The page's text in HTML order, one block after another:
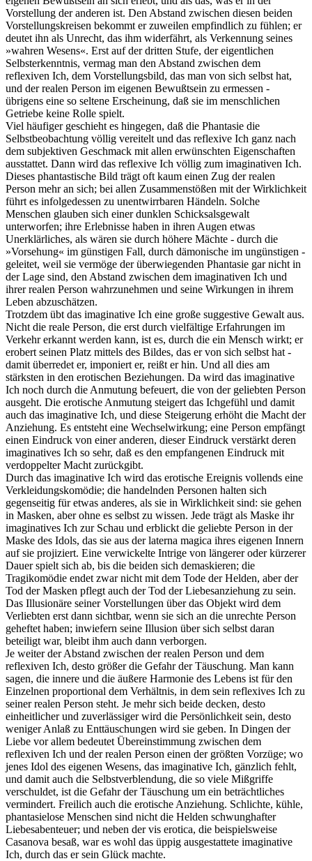
Vorstellung der anderen ist. Den Abstand zwischen diesen beiden
Vorstellungskreisen bekommt er zuweilen empfindlich zu fühlen; er
deutet ihn als Unrecht, das ihm widerfährt, als Verkennung seines
»wahren Wesens«. Erst auf der dritten Stufe, der eigentlichen
Selbsterkenntnis, vermag man den Abstand zwischen dem
reflexiven Ich, dem Vorstellungsbild, das man von sich selbst hat,
und der realen Person im eigenen Bewußtsein zu ermessen -
übrigens eine so seltene Erscheinung, daß sie im menschlichen
Getriebe keine Rolle spielt.
Viel häufiger geschieht es hingegen, daß die Phantasie die
Selbstbeobachtung völlig vereitelt und das reflexive Ich ganz nach
dem subjektiven Geschmack mit allen erwünschten Eigenschaften
ausstattet. Dann wird das reflexive Ich völlig zum imaginativen Ich.
Dieses phantastische Bild trägt oft kaum einen Zug der realen
Person mehr an sich; bei allen Zusammenstößen mit der Wirklichkeit
führt es infolgedessen zu unentwirrbaren Händeln. Solche
Menschen glauben sich einer dunklen Schicksalsgewalt
unterworfen; ihre Erlebnisse haben in ihren Augen etwas
Unerklärliches, als wären sie durch höhere Mächte - durch die
»Vorsehung« im günstigen Fall, durch dämonische im ungünstigen -
geleitet, weil sie vermöge der überwiegenden Phantasie gar nicht in
der Lage sind, den Abstand zwischen dem imaginativen Ich und
ihrer realen Person wahrzunehmen und seine Wirkungen in ihrem
Leben abzuschätzen.
Trotzdem übt das imaginative Ich eine große suggestive Gewalt aus.
Nicht die reale Person, die erst durch vielfältige Erfahrungen im
Verkehr erkannt werden kann, ist es, durch die ein Mensch wirkt; er
erobert seinen Platz mittels des Bildes, das er von sich selbst hat -
damit überredet er, imponiert er, reißt er hin. Und all dies am
stärksten in den erotischen Beziehungen. Da wird das imaginative
Ich noch durch die Anmutung befeuert, die von der geliebten Person
ausgeht. Die erotische Anmutung steigert das Ichgefühl und damit
auch das imaginative Ich, und diese Steigerung erhöht die Macht der
Anziehung. Es entsteht eine Wechselwirkung; eine Person empfängt
einen Eindruck von einer anderen, dieser Eindruck verstärkt deren
imaginatives Ich so sehr, daß es den empfangenen Eindruck mit
verdoppelter Macht zurückgibt.
Durch das imaginative Ich wird das erotische Ereignis vollends eine
Verkleidungskomödie; die handelnden Personen halten sich
gegenseitig für etwas anderes, als sie in Wirklichkeit sind: sie gehen
in Masken, aber ohne es selbst zu wissen. Jede trägt als Maske ihr
imaginatives Ich zur Schau und erblickt die geliebte Person in der
Maske des Idols, das sie aus der laterna magica ihres eigenen Innern
auf sie projiziert. Eine verwickelte Intrige von längerer oder kürzerer
Dauer spielt sich ab, bis die beiden sich demaskieren; die
Tragikomödie endet zwar nicht mit dem Tode der Helden, aber der
Tod der Masken pflegt auch der Tod der Liebesanziehung zu sein.
Das Illusionäre seiner Vorstellungen über das Objekt wird dem
Verliebten erst dann sichtbar, wenn sie sich an die unrechte Person
geheftet haben; inwiefern seine Illusion über sich selbst daran
beteiligt war, bleibt ihm auch dann verborgen.
Je weiter der Abstand zwischen der realen Person und dem
reflexiven Ich, desto größer die Gefahr der Täuschung. Man kann
sagen, die innere und die äußere Harmonie des Lebens ist für den
Einzelnen proportional dem Verhältnis, in dem sein reflexives Ich zu
seiner realen Person steht. Je mehr sich beide decken, desto
einheitlicher und zuverlässiger wird die Persönlichkeit sein, desto
weniger Anlaß zu Enttäuschungen wird sie geben. In Dingen der
Liebe vor allem bedeutet Übereinstimmung zwischen dem
reflexiven Ich und der realen Person einen der größten Vorzüge; wo
jenes Idol des eigenen Wesens, das imaginative Ich, gänzlich fehlt,
und damit auch die Selbstverblendung, die so viele Mißgriffe
verschuldet, ist die Gefahr der Täuschung um ein beträchtliches
vermindert. Freilich auch die erotische Anziehung. Schlichte, kühle,
phantasielose Menschen sind nicht die Helden schwunghafter
Liebesabenteuer; und neben der vis erotica, die beispielsweise
Casanova besaß, war es wohl das üppig ausgestattete imaginative
Ich, durch das er sein Glück machte.